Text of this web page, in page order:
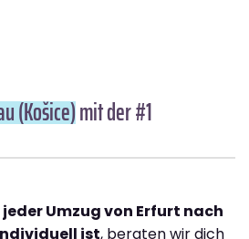
(Košice)mit der #1
jeder Umzug von Erfurt nach
ist, beraten wir dich